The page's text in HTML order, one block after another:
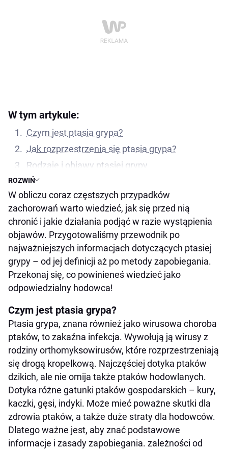
W tym artykule:
ROZWIŃ
Czym jest ptasia grypa?
Jak rozprzestrzenia się ptasia grypa?
Rodzaje i objawy ptasiej grypy
HPAI H5N5 i H5N1 w kontekście ptasiej grypy
Wpływ na hodowlę i produkcję drobiu
Zapobieganie i leczenie ptasiej grypy
Bezpieczeństwo dla ludzi i innych zwierząt
Czy zwierzęta domowe mogą zarazić się ptasią
grypą?
W obliczu coraz częstszych przypadków
zachorowań warto wiedzieć, jak się przed nią
chronić i jakie działania podjąć w razie wystąpienia
objawów. Przygotowaliśmy przewodnik po
najważniejszych informacjach dotyczących ptasiej
grypy – od jej definicji aż po metody zapobiegania.
Przekonaj się, co powinieneś wiedzieć jako
odpowiedzialny hodowca!
Czym jest ptasia grypa?
Ptasia grypa, znana również jako wirusowa choroba
ptaków, to zakaźna infekcja. Wywołują ją wirusy z
rodziny orthomyksowirusów, które rozprzestrzeniają
się drogą kropelkową. Najczęściej dotyka ptaków
dzikich, ale nie omija także ptaków hodowlanych.
Dotyka różne gatunki ptaków gospodarskich – kury,
kaczki, gęsi, indyki. Może mieć poważne skutki dla
zdrowia ptaków, a także duże straty dla hodowców.
Dlatego ważne jest, aby znać podstawowe
informacje i zasady zapobiegania. zależności od